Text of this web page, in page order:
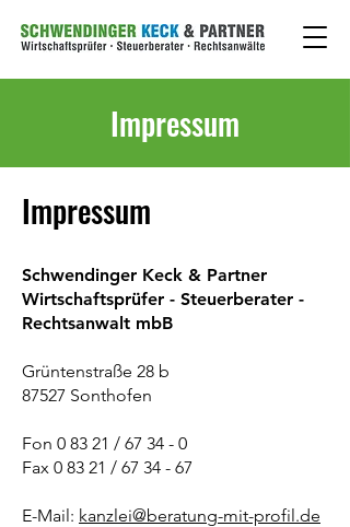
Impressum
Impressum
Schwendinger Keck & Partner
Wirtschaftsprüfer - Steuerberater -
Rechtsanwalt mbB
Grüntenstraße 28 b
87527 Sonthofen
Fon 0 83 21 / 67 34 - 0
Fax 0 83 21 / 67 34 - 67
E-Mail: kanzlei@beratung-mit-profil.de